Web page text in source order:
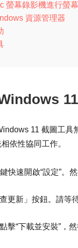
螢幕錄影機進行螢
資源管理器
11
11 截圖工
依性協同工作。
快速開啟“設定”。
更新」按鈕。請等
擊“下載並安裝”，然